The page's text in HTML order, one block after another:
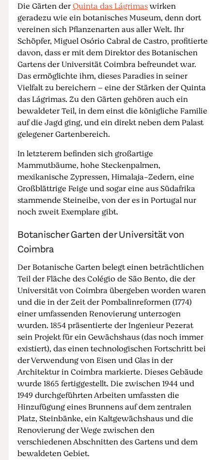
Die Gärten derQuinta das Lágrimaswirken
geradezu wie ein botanisches Museum, denn dort
vereinen sich Pflanzenarten aus aller Welt. Ihr
Schöpfer, Miguel Osório Cabral de Castro, profitierte
davon, dass er mit dem Direktor des Botanischen
Gartens der Universität Coimbra befreundet war.
Das ermöglichte ihm, dieses Paradies in seiner
Vielfalt zu bereichern – eine der Stärken der Quinta
das Lágrimas. Zu den Gärten gehören auch ein
bewaldeter Teil, in dem einst die königliche Familie
auf die Jagd ging, und ein direkt neben dem Palast
gelegener Gartenbereich.
In letzterem befinden sich großartige
Mammutbäume, hohe Steckenpalmen,
mexikanische Zypressen, Himalaja-Zedern, eine
Großblättrige Feige und sogar eine aus Südafrika
stammende Steineibe, von der es in Portugal nur
noch zweit Exemplare gibt.
Botanischer Garten der Universität von
Coimbra
Der Botanische Garten belegt einen beträchtlichen
Teil der Fläche des Colégio de São Bento, die der
Universität von Coimbra übergeben worden waren
und die in der Zeit der Pombalinreformen (1774)
einer umfassenden Renovierung unterzogen
wurden. 1854 präsentierte der Ingenieur Pezerat
sein Projekt für ein Gewächshaus (das noch immer
existiert), das einen technologischen Fortschritt bei
der Verwendung von Eisen und Glas in der
Architektur in Coimbra markierte. Dieses Gebäude
wurde 1865 fertiggestellt. Die zwischen 1944 und
1949 durchgeführten Arbeiten umfassten die
Hinzufügung eines Brunnens auf dem zentralen
Platz, Steinbänke, ein Kaltgewächshaus und die
Renovierung der Wege zwischen den
verschiedenen Abschnitten des Gartens und dem
bewaldeten Gebiet.